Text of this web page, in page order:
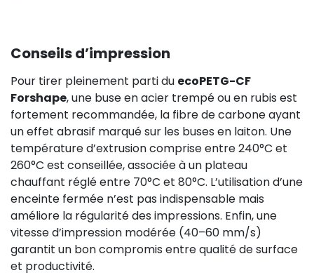
Conseils d’impression
Pour tirer pleinement parti du ecoPETG-CF
Forshape, une buse en acier trempé ou en rubis est
fortement recommandée, la fibre de carbone ayant
un effet abrasif marqué sur les buses en laiton. Une
température d’extrusion comprise entre 240°C et
260°C est conseillée, associée à un plateau
chauffant réglé entre 70°C et 80°C. L’utilisation d’une
enceinte fermée n’est pas indispensable mais
améliore la régularité des impressions. Enfin, une
vitesse d’impression modérée (40–60 mm/s)
garantit un bon compromis entre qualité de surface
et productivité.